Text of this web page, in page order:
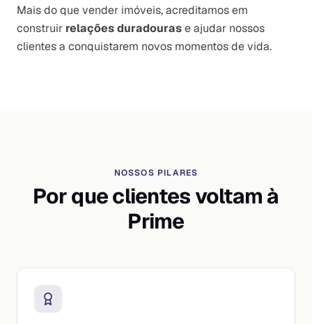
Mais do que vender imóveis, acreditamos em
construir relações duradourase ajudar nossos
clientes a conquistarem novos momentos de vida.
NOSSOS PILARES
Por que clientes voltam à
Prime